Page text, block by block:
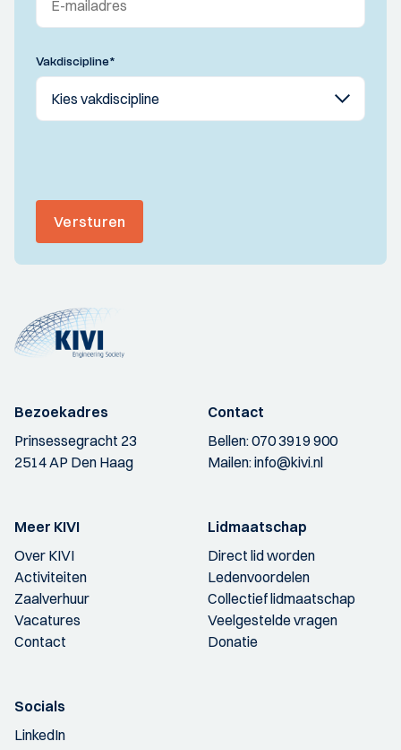
Vakdiscipline*
Versturen
Bezoekadres
Prinsessegracht 23
2514 AP Den Haag
Contact
Bellen:070 3919 900
Mailen:info@kivi.nl
Meer KIVI
Over KIVI
Activiteiten
Zaalverhuur
Vacatures
Contact
Lidmaatschap
Direct lid worden
Ledenvoordelen
Collectief lidmaatschap
Veelgestelde vragen
Donatie
Socials
LinkedIn